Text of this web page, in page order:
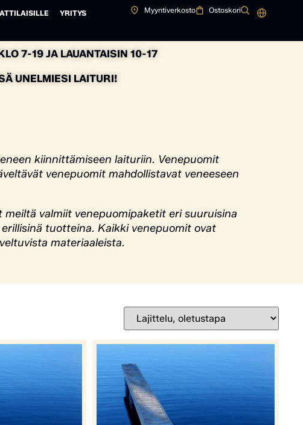
YRITYS
Myyntiverkosto Ostoskori
7-19 JA LAUANTAISIN 10-17
UNELMIESI LAITURI!
kiinnittämiseen laituriin. Venepuomit
venepuomit mahdollistavat veneeseen
valmiit venepuomipaketit eri suuruisina
tuotteina. Kaikki venepuomit ovat
materiaaleista.